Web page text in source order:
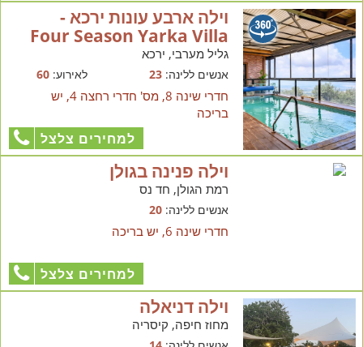
וילה ארבע עונות ירכא -
Four Season Yarka Villa
גליל מערבי, ירכא
אנשים ללינה:23 לאירוע:60
חדרי שינה 8, מס' חדרי רחצה 4, יש
בריכה
למחירים צלצל
וילה פנינה בגולן
רמת הגולן, חד נס
אנשים ללינה:20
חדרי שינה 6, יש בריכה
למחירים צלצל
וילה דניאלה
מחוז חיפה, קיסריה